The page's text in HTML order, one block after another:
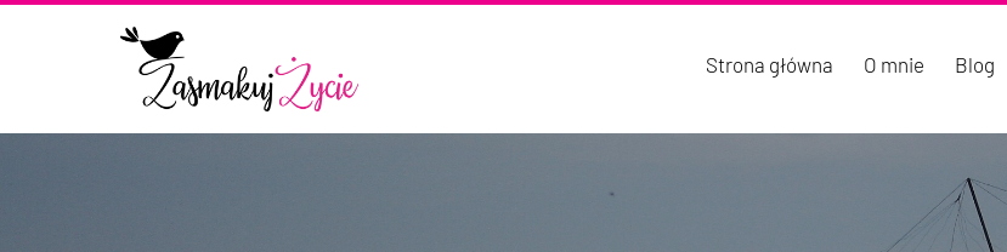
Strona główna O mnie Blog